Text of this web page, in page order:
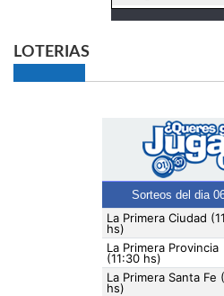
LOTERIAS